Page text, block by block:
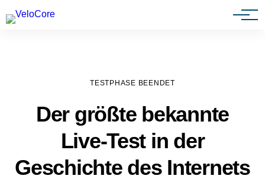
Agenturen & Webdesigner
TESTPHASE BEENDET
Der größte bekannte
Live-Test in der
Geschichte des Internets